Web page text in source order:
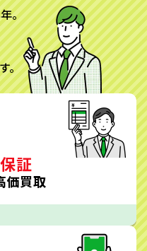
。
。
保証
価買取